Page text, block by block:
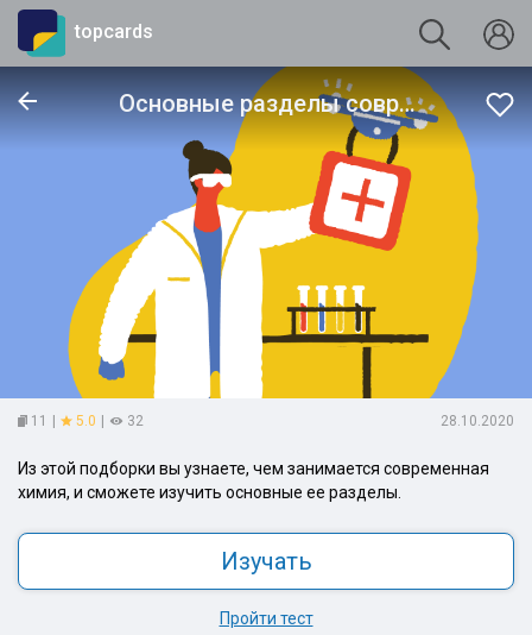
topcards
Основные разделы современной химии
11 5.0 32 28.10.2020
Из этой подборки вы узнаете, чем занимается современная
химия, и сможете изучить основные ее разделы.
Изучать
Пройти тест